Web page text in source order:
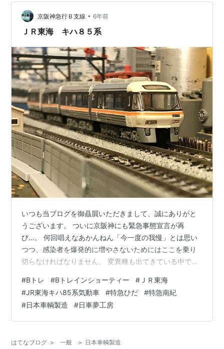
京阪神急行Ｂ支線 • 6年前
ＪＲ東海 キハ８５系
いつも当ブログを御贔屓いただきまして、誠にありがと
うございます。 ついに京阪神にも緊急事態宣言が再
び…。 何回唱えなあかんねん「今一度の我慢」とは思い
つつ、感染者を爆発的に増やさないためにはここを乗り
切らなければなりません。 変異種も出てきている中で、
たいと思います。 本ブログも、誰にも要請されないまま
綴る「今最も不要不急なブログ」を自認しつつ、本日は
こちらの車両のＢトレインショーティーをご紹介致しま
す。 ＪＲ東海 キハ８５系 です。 ＪＲ東海の特急形気動
です。 非貫通型の前面が、いかにも「ワイ…
#Bトレ #Bトレインショーティー # ＪＲ東海
#JR東海キハ85系気動車 #特急ひだ #特急南紀
#日本車輌製造 #日車夢工房
はてなブログ > 一般 > 日本車輌製造